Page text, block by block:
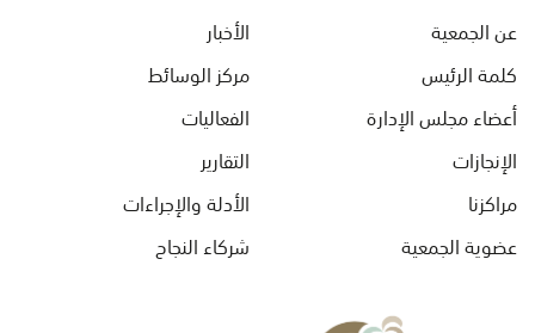
عن الجمعية
كلمة الرئيس
أعضاء مجلس الإدارة
الإنجازات
مراكزنا
عضوية الجمعية
الأخبار
مركز الوسائط
الفعاليات
التقارير
الأدلة والإجراءات
شركاء النجاح